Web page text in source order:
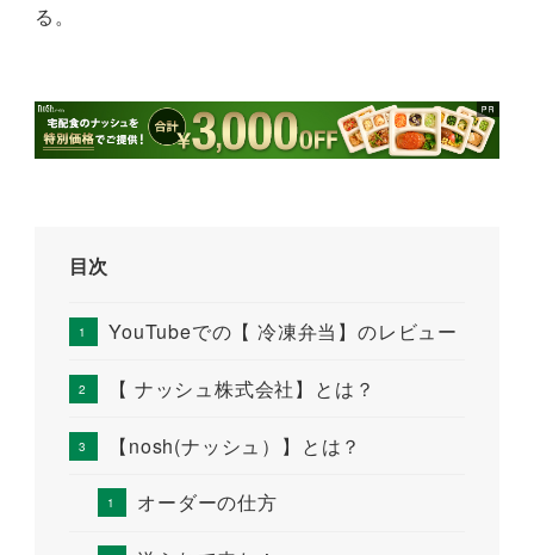
る。
目次
YouTubeでの【 冷凍弁当】のレビュー
【 ナッシュ株式会社】とは？
【nosh(ナッシュ）】とは？
オーダーの仕方